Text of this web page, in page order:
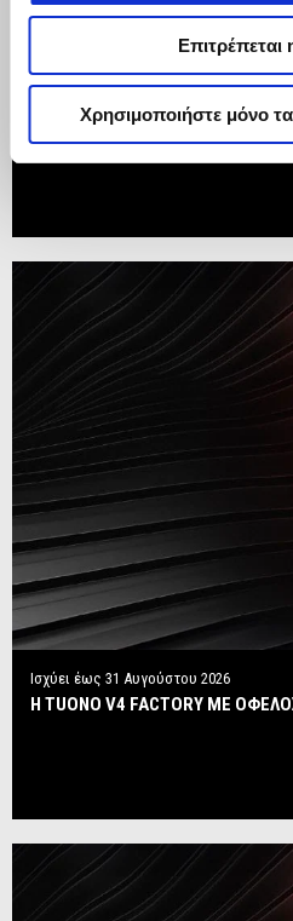
Επιτρέπεται
Χρησιμοποιήστε μόνο
Ισχύει έως
Η TUONO V4 ΜΕ ΟΦΕΛΟΣ 1.250€
Ισχύει έως 31 Αυγούστου 2026
Η TUONO V4 FACTORY ΜΕ